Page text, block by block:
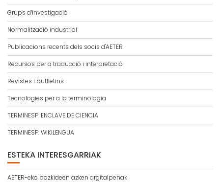
Grups d’investigació
Normalització industrial
Publicacions recents dels socis d'AETER
Recursos per a traducció i interpretació
Revistes i butlletins
Tecnologies per a la terminologia
TERMINESP: ENCLAVE DE CIENCIA
TERMINESP: WIKILENGUA
ESTEKA INTERESGARRIAK
AETER-eko bazkideen azken argitalpenak